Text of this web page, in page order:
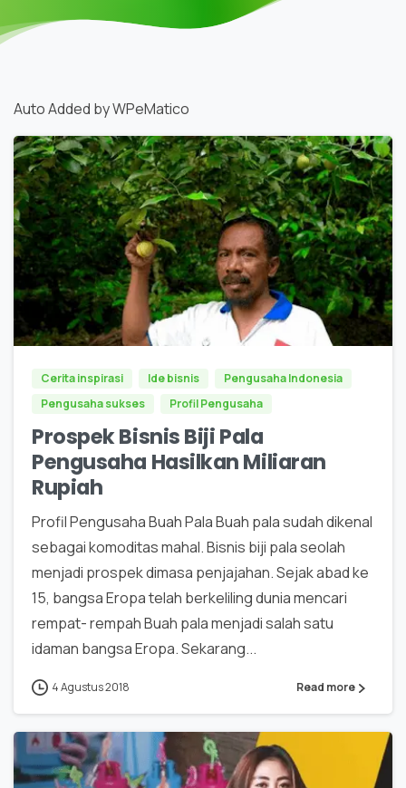
Auto Added by WPeMatico
0
Cerita inspirasi Ide bisnis
Pengusaha Indonesia
Pengusaha sukses
Profil Pengusaha
Prospek Bisnis Biji Pala
Pengusaha Hasilkan Miliaran
Rupiah
Profil Pengusaha Buah Pala Buah pala sudah dikenal
sebagai komoditas mahal. Bisnis biji pala seolah
menjadi prospek dimasa penjajahan. Sejak abad ke
15, bangsa Eropa telah berkeliling dunia mencari
rempat- rempah Buah pala menjadi salah satu
idaman bangsa Eropa. Sekarang...
4 Agustus 2018 Read more